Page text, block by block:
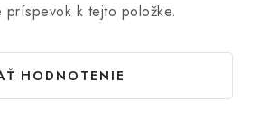
k tejto položke.
HODNOTENIE